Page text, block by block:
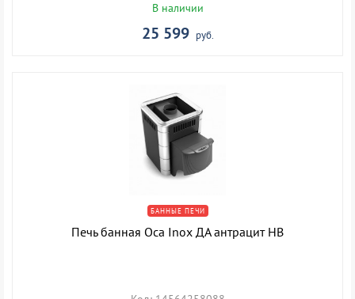
В наличии
25 599 руб.
БАННЫЕ ПЕЧИ
Печь банная Оса Inox ДА антрацит НВ